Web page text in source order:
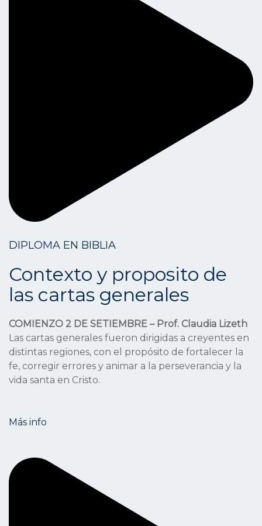
DIPLOMA EN BIBLIA
Contexto y proposito de
las cartas generales
COMIENZO 2 DE SETIEMBRE – Prof. Claudia Lizeth
Las cartas generales fueron dirigidas a creyentes en
distintas regiones, con el propósito de fortalecer la
fe, corregir errores y animar a la perseverancia y la
vida santa en Cristo.
Más info